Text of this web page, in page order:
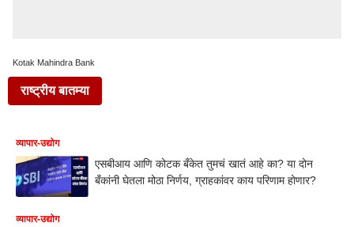
Kotak Mahindra Bank
राष्ट्रीय बातम्या
व्यापार-उद्योग
एसबीआय आणि कोटक बँकेत तुमचं खातं आहे का? या दोन
बँकांनी घेतला मोठा निर्णय, ग्राहकांवर काय परिणाम होणार?
व्यापार-उद्योग